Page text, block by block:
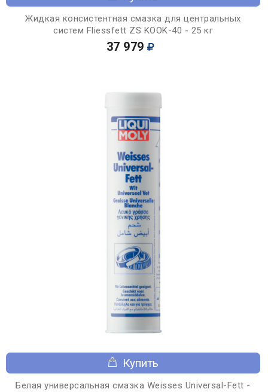
Жидкая консистентная смазка для центральных
систем Fliessfett ZS KOOK-40 - 25 кг
37 979
Купить
Белая универсальная смазка Weisses Universal-Fett -